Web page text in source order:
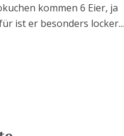
kommen 6 Eier, ja
ist er besonders locker...